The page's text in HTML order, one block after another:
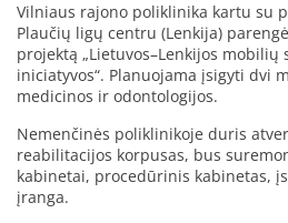
Vilniaus rajono poliklinika kartu su
Plaučių ligų centru (Lenkija)
projektą „Lietuvos–Lenkijos mobilių
iniciatyvos“. Planuojama įsigyti dvi
medicinos ir odontologijos.
Nemenčinės poliklinikoje duris
reabilitacijos korpusas, bus
kabinetai, procedūrinis kabinetas,
įranga.